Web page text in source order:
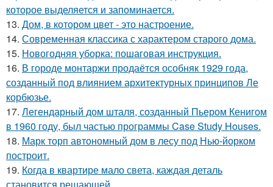
которое выделяется и запоминается.
13. Дом, в котором цвет - это настроение.
14. Современная классика с характером старого дома.
15. Новогодняя уборка: пошаговая инструкция.
16. В городе монтаржи продаётся особняк 1929 года,
созданный под влиянием архитектурных принципов Ле
корбюзье.
17. Легендарный дом шталя, созданный Пьером Кенигом
в 1960 году, был частью программы Case Study Houses.
18. Марк торп автономный дом в лесу под Нью-йорком
построит.
19. Когда в квартире мало света, каждая деталь